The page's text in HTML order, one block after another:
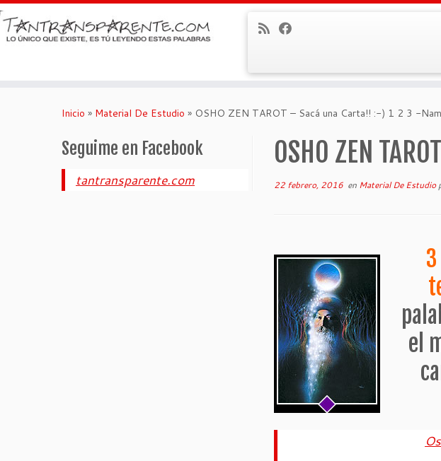
Inicio » Material De Estudio » OSHO ZEN TAROT – Sacá una Carta!! :-) 1 2 3 -
Seguime en Facebook
tantransparente.com
OSHO ZEN
22 febrero, 2016 en Material De Estudio
el